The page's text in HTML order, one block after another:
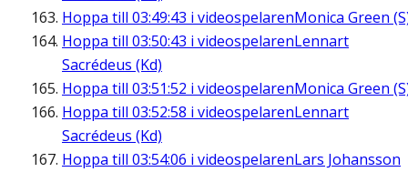
Hoppa till 03:49:43 i videospelarenMonica Green
Hoppa till 03:50:43 i videospelarenLennart
Sacrédeus (Kd)
Hoppa till 03:51:52 i videospelarenMonica Green
Hoppa till 03:52:58 i videospelarenLennart
Sacrédeus (Kd)
Hoppa till 03:54:06 i videospelarenLars Johansson